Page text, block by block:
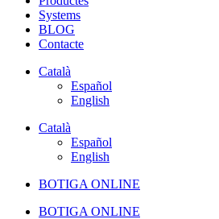
Systems
BLOG
Contacte
Català
Español
English
Català
Español
English
BOTIGA ONLINE
BOTIGA ONLINE